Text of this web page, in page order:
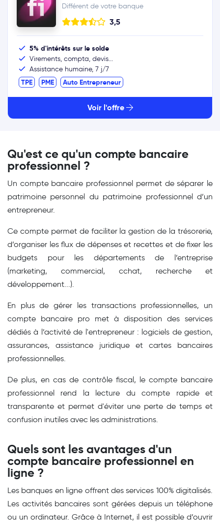
Différent de votre banque
3,5
5% d'intérêts sur le solde
Virements, compta, devis...
Assistance humaine, 7 j/7
TPE PME Auto Entrepreneur
Voir l'offre
Qu'est ce qu'un compte bancaire
professionnel ?
Un compte bancaire professionnel permet de séparer le
patrimoine personnel du patrimoine professionnel d’un
entrepreneur.
Ce compte permet de faciliter la gestion de la trésorerie,
d’organiser les flux de dépenses et recettes et de fixer les
budgets pour les départements de l’entreprise
(marketing, commercial, cchat, recherche et
développement...).
En plus de gérer les transactions professionnelles, un
compte bancaire pro met à disposition des services
dédiés à l’activité de l'entrepreneur : logiciels de gestion,
assurances, assistance juridique et cartes bancaires
professionnelles.
De plus, en cas de contrôle fiscal, le compte bancaire
professionnel rend la lecture du compte rapide et
transparente et permet d'éviter une perte de temps et
confusion inutiles avec les administrations.
Quels sont les avantages d'un
compte bancaire professionnel en
ligne ?
Les banques en ligne offrent des services 100% digitalisés.
Les activités bancaires sont gérées depuis un téléphone
ou un ordinateur. Grâce à Internet, il est possible d’ouvrir